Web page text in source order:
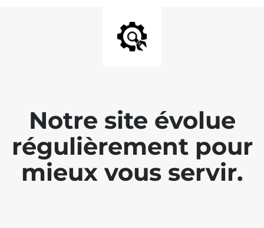
Notre site évolue
régulièrement pour
mieux vous servir.